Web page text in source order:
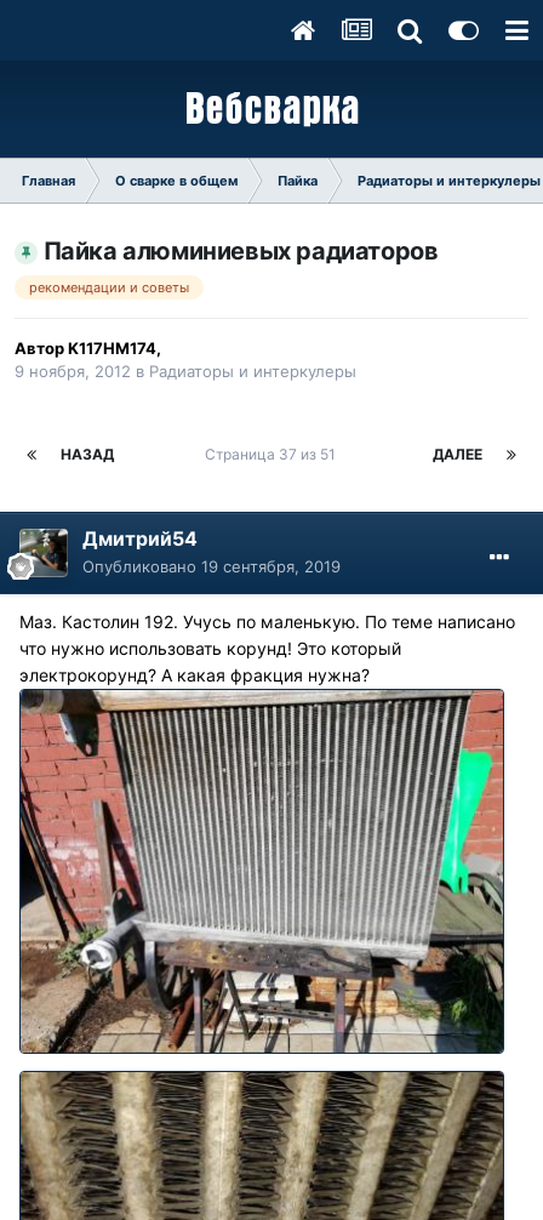
Главная О сварке в общем Пайка Радиаторы и интеркулеры
Пайка алюминиевых радиаторов
рекомендации и советы
АвторK117HM174,
9 ноября, 2012 в Радиаторы и интеркулеры
НАЗАД ДАЛЕЕ
Страница 37 из 51
Дмитрий54
Опубликовано 19 сентября, 2019
Маз. Кастолин 192. Учусь по маленькую. По теме написано
что нужно использовать корунд! Это который
электрокорунд? А какая фракция нужна?